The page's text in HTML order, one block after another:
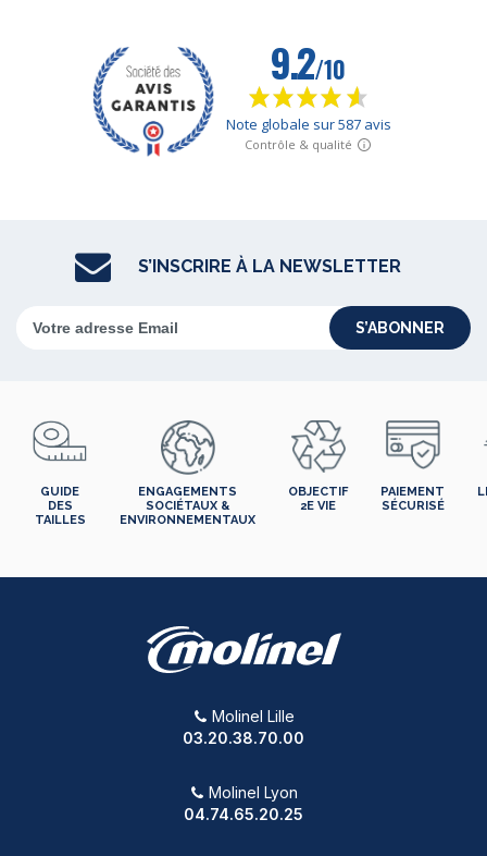
S’INSCRIRE À LA NEWSLETTER
S’ABONNER
GUIDE
DES
TAILLES
ENGAGEMENTS
SOCIÉTAUX &
ENVIRONNEMENTAUX
OBJECTIF
2E VIE
PAIEMENT
SÉCURISÉ
Molinel Lille
03.20.38.70.00
Molinel Lyon
04.74.65.20.25